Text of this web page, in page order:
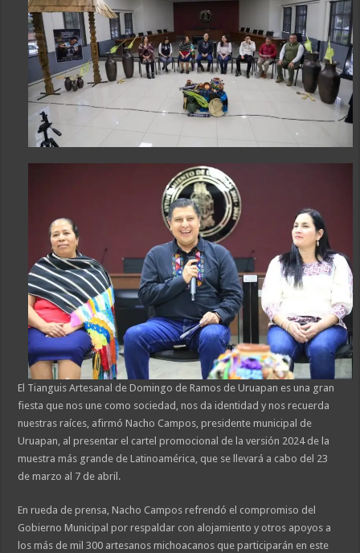
El Tianguis Artesanal de Domingo de Ramos de Uruapan es una gran
fiesta que nos une como sociedad, nos da identidad y nos recuerda
nuestras raíces, afirmó Nacho Campos, presidente municipal de
Uruapan, al presentar el cartel promocional de la versión 2024 de la
muestra más grande de Latinoamérica, que se llevará a cabo del 23
de marzo al 7 de abril.
En rueda de prensa, Nacho Campos refrendó el compromiso del
Gobierno Municipal por respaldar con alojamiento y otros apoyos a
los más de mil 300 artesanos michoacanos que participarán en este